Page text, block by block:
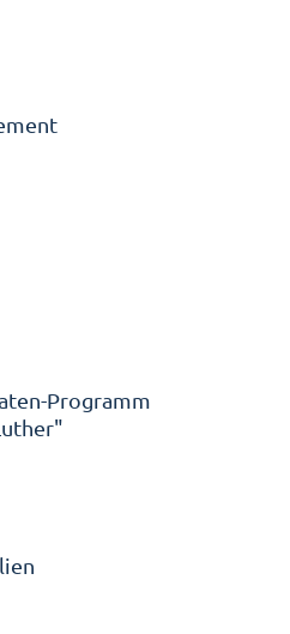
Programm